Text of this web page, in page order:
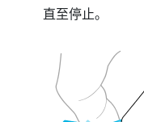
直至停止。